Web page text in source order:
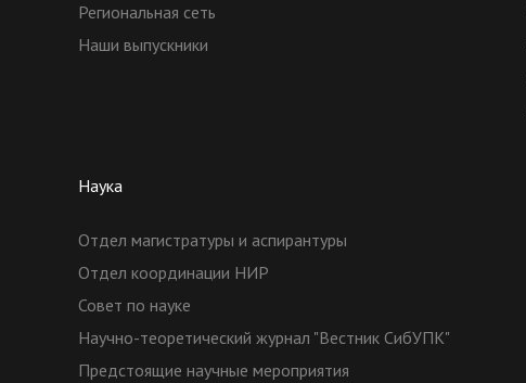
Региональная сеть
Наши выпускники
Наука
Отдел магистратуры и аспирантуры
Отдел координации НИР
Совет по науке
Научно-теоретический журнал "Вестник СибУПК"
Предстоящие научные мероприятия